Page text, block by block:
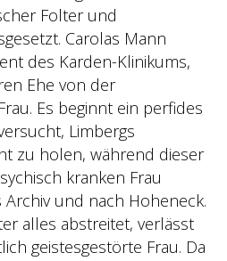
Folter und
Carolas Mann
des Karden-Klinikums,
Ehe von der
Es beginnt ein perfides
Limbergs
zu holen, während dieser
kranken Frau
Archiv und nach Hoheneck.
alles abstreitet, verlässt
geistesgestörte Frau. Da